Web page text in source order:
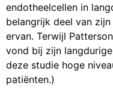
endotheelcellen in
belangrijk deel van
ervan. Terwijl
vond bij zijn
deze studie hoge
patiënten.)